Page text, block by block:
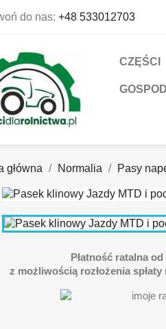
do nas: +48 533012703
CZĘŚCI
główna Normalia Pasy
Płatność ratalna od
z możliwością rozłożenia